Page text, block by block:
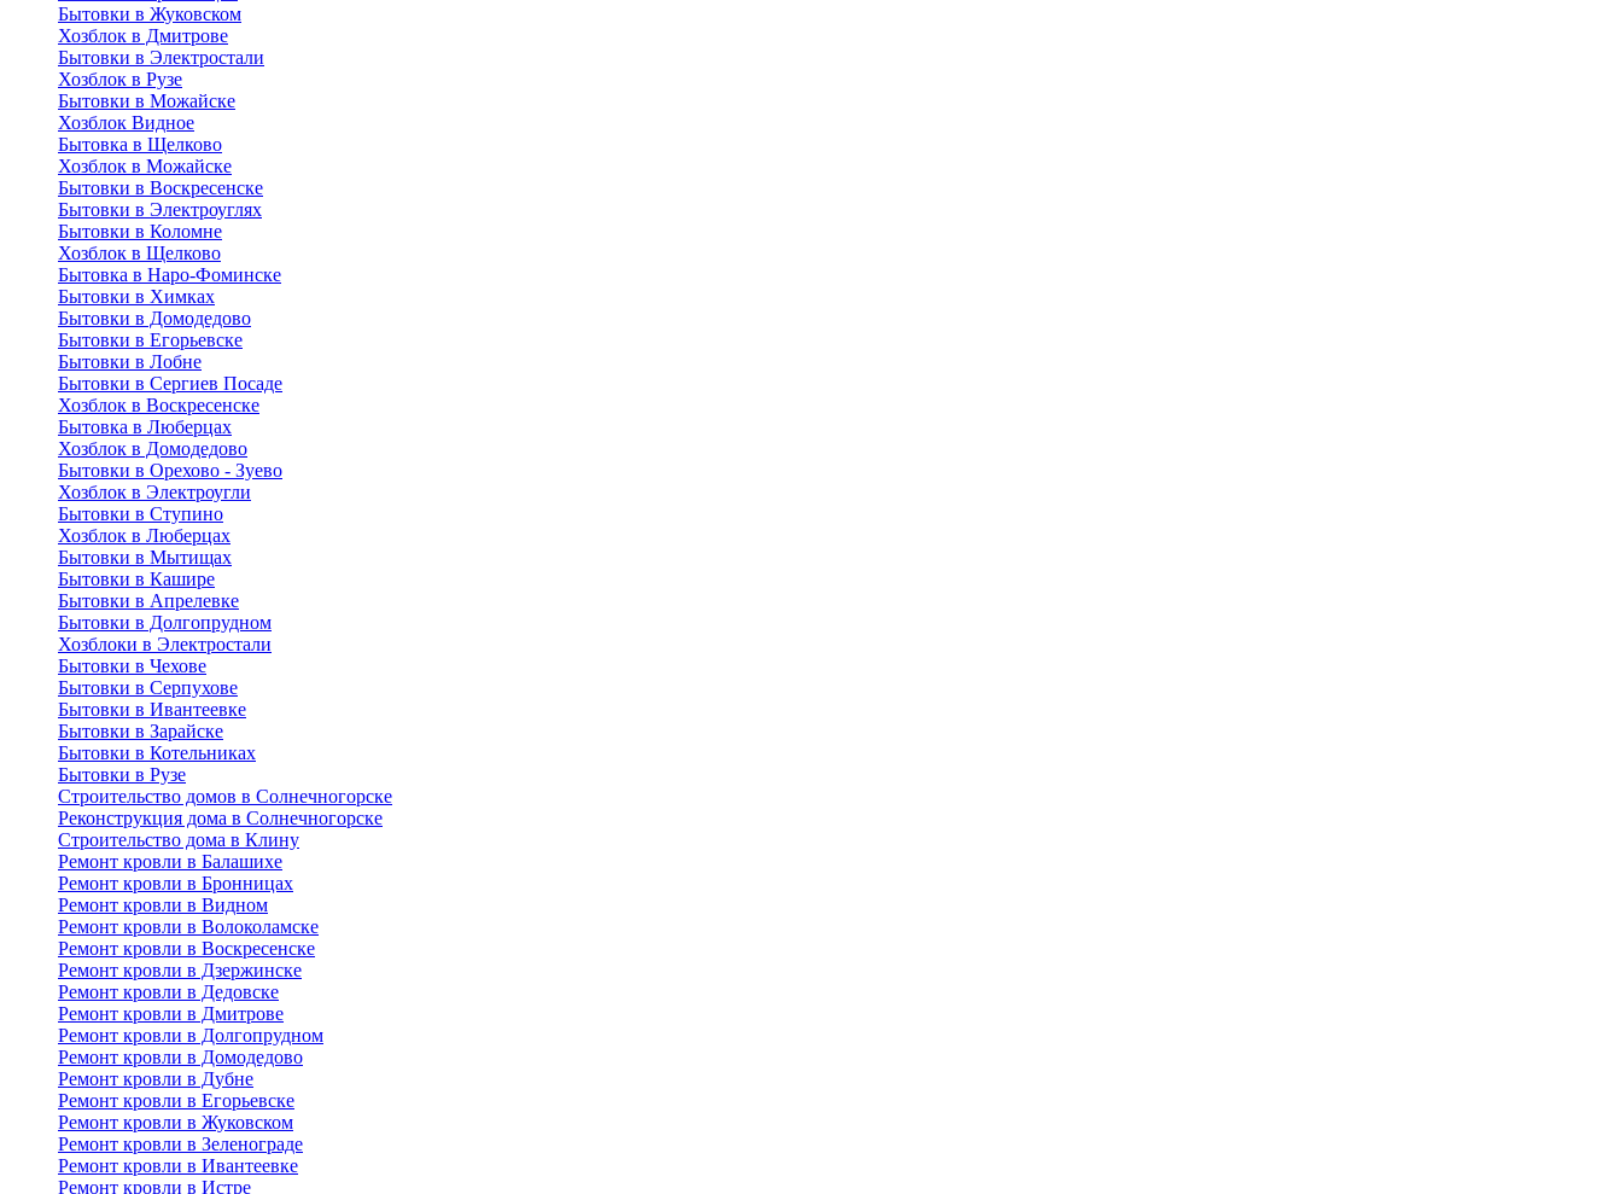
Бытовки в Жуковском
Хозблок в Дмитрове
Бытовки в Электростали
Хозблок в Рузе
Бытовки в Можайске
Хозблок Видное
Бытовкa в Щелково
Хозблок в Можайске
Бытовки в Воскресенске
Бытовки в Электроуглях
Бытовки в Коломне
Хозблок в Щелково
Бытовка в Наро-Фоминске
Бытовки в Химках
Бытовки в Домодедово
Бытовки в Егорьевске
Бытовки в Лобне
Бытовки в Сергиев Посаде
Хозблок в Воскресенске
Бытовка в Люберцах
Хозблок в Домодедово
Бытовки в Орехово - Зуево
Хозблок в Электроугли
Бытовки в Ступино
Хозблок в Люберцах
Бытовки в Мытищах
Бытовки в Кашире
Бытовки в Апрелевке
Бытовки в Долгопрудном
Хозблоки в Электростали
Бытовки в Чехове
Бытовки в Серпухове
Бытовки в Ивантеевке
Бытовки в Зарайске
Бытовки в Котельниках
Бытовки в Рузе
Строительство домов в Солнечногорске
Реконструкция дома в Солнечногорске
Строительство дома в Клину
Ремонт кровли в Балашихе
Ремонт кровли в Бронницах
Ремонт кровли в Видном
Ремонт кровли в Волоколамске
Ремонт кровли в Воскресенске
Ремонт кровли в Дзержинске
Ремонт кровли в Дедовске
Ремонт кровли в Дмитрове
Ремонт кровли в Долгопрудном
Ремонт кровли в Домодедово
Ремонт кровли в Дубне
Ремонт кровли в Егорьевске
Ремонт кровли в Жуковском
Ремонт кровли в Зеленограде
Ремонт кровли в Ивантеевке
Ремонт кровли в Истре